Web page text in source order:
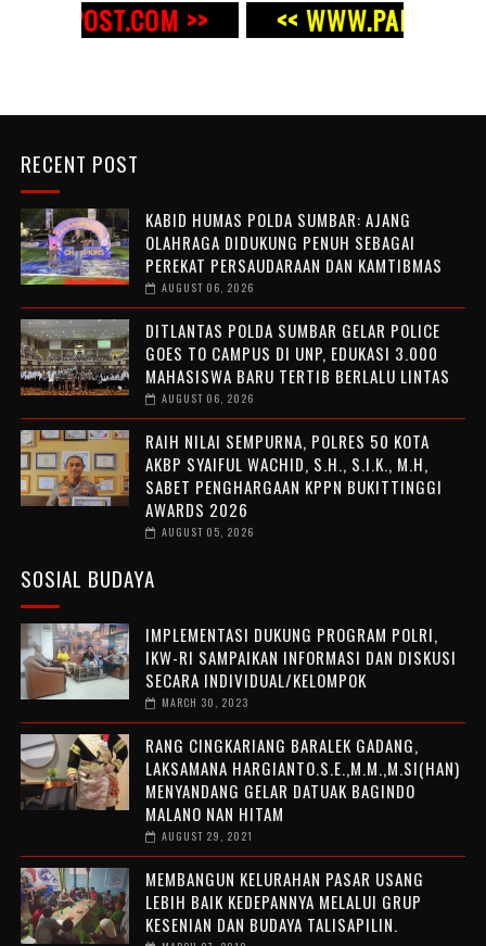
>> <<
RECENT POST
KABID HUMAS POLDA SUMBAR: AJANG
OLAHRAGA DIDUKUNG PENUH SEBAGAI
PEREKAT PERSAUDARAAN DAN KAMTIBMAS
AUGUST 06, 2026
DITLANTAS POLDA SUMBAR GELAR POLICE
GOES TO CAMPUS DI UNP, EDUKASI 3.000
MAHASISWA BARU TERTIB BERLALU LINTAS
AUGUST 06, 2026
RAIH NILAI SEMPURNA, POLRES 50 KOTA
AKBP SYAIFUL WACHID, S.H., S.I.K., M.H,
SABET PENGHARGAAN KPPN BUKITTINGGI
AWARDS 2026
AUGUST 05, 2026
SOSIAL BUDAYA
IMPLEMENTASI DUKUNG PROGRAM POLRI,
IKW-RI SAMPAIKAN INFORMASI DAN DISKUSI
SECARA INDIVIDUAL/KELOMPOK
MARCH 30, 2023
RANG CINGKARIANG BARALEK GADANG,
LAKSAMANA HARGIANTO.S.E.,M.M.,M.SI(HAN)
MENYANDANG GELAR DATUAK BAGINDO
MALANO NAN HITAM
AUGUST 29, 2021
MEMBANGUN KELURAHAN PASAR USANG
LEBIH BAIK KEDEPANNYA MELALUI GRUP
KESENIAN DAN BUDAYA TALISAPILIN.